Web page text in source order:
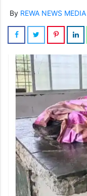
By REWA NEWS MEDIA